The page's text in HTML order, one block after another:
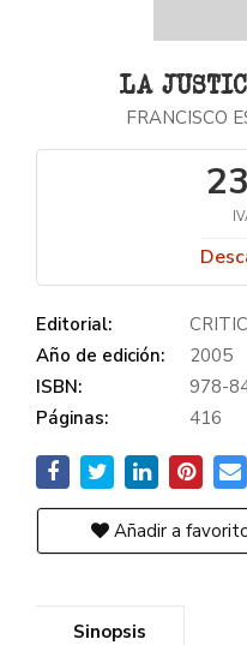
LA
FRANCISCO
Editorial:
Año de edición:
2005
ISBN:
978-
Páginas:
416
Añadir a
Sinopsis